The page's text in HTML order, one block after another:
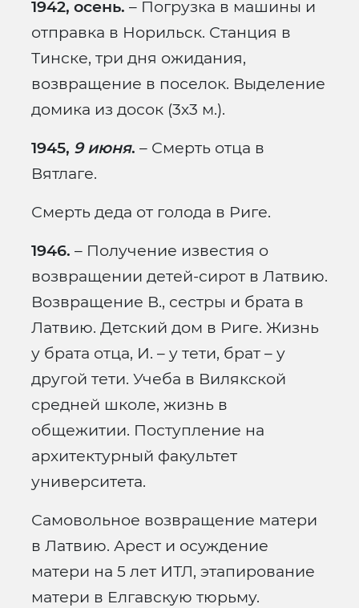
1942, осень. – Погрузка в машины и
отправка в Норильск. Станция в
Тинске, три дня ожидания,
возвращение в поселок. Выделение
домика из досок (3х3 м.).
1945, 9 июня. – Смерть отца в
Вятлаге.
Смерть деда от голода в Риге.
1946. – Получение известия о
возвращении детей-сирот в Латвию.
Возвращение В., сестры и брата в
Латвию. Детский дом в Риге. Жизнь
у брата отца, И. – у тети, брат – у
другой тети. Учеба в Вилякской
средней школе, жизнь в
общежитии. Поступление на
архитектурный факультет
университета.
Самовольное возвращение матери
в Латвию. Арест и осуждение
матери на 5 лет ИТЛ, этапирование
матери в Елгавскую тюрьму.